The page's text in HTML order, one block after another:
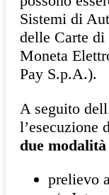
Sistemi di
delle Carte
Moneta
Pay S.p.A.).
A seguito
l’esecuzione
due
prelievo